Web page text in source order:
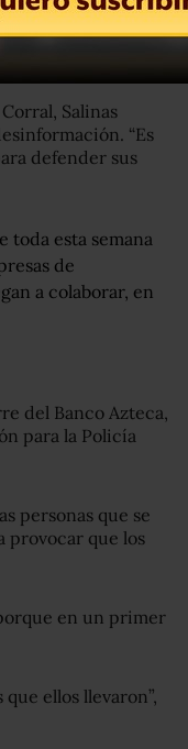
de una
permitiéndoles que
en Chihuahua”.
Salinas
“Es
defender sus
toda esta semana
de
a colaborar, en
del Banco Azteca,
para la Policía
personas que se
provocar que los
en un primer
ellos llevaron”,